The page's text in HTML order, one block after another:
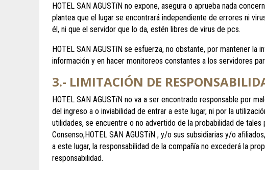
HOTEL SAN AGUSTíN no expone, asegura o aprueba nada
plantea que el lugar se encontrará independiente de errores ni
él, ni que el servidor que lo da, estén libres de virus de pcs.
HOTEL SAN AGUSTíN se esfuerza, no obstante, por mantener
información y en hacer monitoreos constantes a los servidores
3.- LIMITACIÓN DE
HOTEL SAN AGUSTíN no va a ser encontrado responsable por
del ingreso a o inviabilidad de entrar a este lugar, ni por la
utilidades, se encuentre o no advertido de la probabilidad de
Consenso,HOTEL SAN AGUSTíN , y/o sus subsidiarias y/o
a este lugar, la responsabilidad de la compañía no excederá la
responsabilidad.